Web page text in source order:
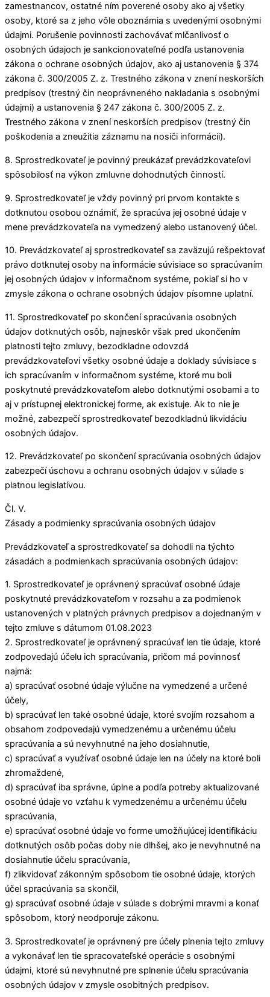
zamestnancov, ostatné ním poverené osoby ako aj všetky
osoby, ktoré sa z jeho vôle oboznámia s uvedenými osobnými
údajmi. Porušenie povinnosti zachovávať mlčanlivosť o
osobných údajoch je sankcionovateľné podľa ustanovenia
zákona o ochrane osobných údajov, ako aj ustanovenia § 374
zákona č. 300/2005 Z. z. Trestného zákona v znení neskorších
predpisov (trestný čin neoprávneného nakladania s osobnými
údajmi) a ustanovenia § 247 zákona č. 300/2005 Z. z.
Trestného zákona v znení neskorších predpisov (trestný čin
poškodenia a zneužitia záznamu na nosiči informácii).
8. Sprostredkovateľ je povinný preukázať prevádzkovateľovi
spôsobilosť na výkon zmluvne dohodnutých činností.
9. Sprostredkovateľ je vždy povinný pri prvom kontakte s
dotknutou osobou oznámiť, že spracúva jej osobné údaje v
mene prevádzkovateľa na vymedzený alebo ustanovený účel.
10. Prevádzkovateľ aj sprostredkovateľ sa zaväzujú rešpektovať
právo dotknutej osoby na informácie súvisiace so spracúvaním
jej osobných údajov v informačnom systéme, pokiaľ si ho v
zmysle zákona o ochrane osobných údajov písomne uplatní.
11. Sprostredkovateľ po skončení spracúvania osobných
údajov dotknutých osôb, najneskôr však pred ukončením
platnosti tejto zmluvy, bezodkladne odovzdá
prevádzkovateľovi všetky osobné údaje a doklady súvisiace s
ich spracúvaním v informačnom systéme, ktoré mu boli
poskytnuté prevádzkovateľom alebo dotknutými osobami a to
aj v prístupnej elektronickej forme, ak existuje. Ak to nie je
možné, zabezpečí sprostredkovateľ bezodkladnú likvidáciu
osobných údajov.
12. Prevádzkovateľ po skončení spracúvania osobných údajov
zabezpečí úschovu a ochranu osobných údajov v súlade s
platnou legislatívou.
Čl. V.
Zásady a podmienky spracúvania osobných údajov
Prevádzkovateľ a sprostredkovateľ sa dohodli na týchto
zásadách a podmienkach spracúvania osobných údajov:
1. Sprostredkovateľ je oprávnený spracúvať osobné údaje
poskytnuté prevádzkovateľom v rozsahu a za podmienok
ustanovených v platných právnych predpisov a dojednaným v
tejto zmluve s dátumom 01.08.2023
2. Sprostredkovateľ je oprávnený spracúvať len tie údaje, ktoré
zodpovedajú účelu ich spracúvania, pričom má povinnosť
najmä:
a) spracúvať osobné údaje výlučne na vymedzené a určené
účely,
b) spracúvať len také osobné údaje, ktoré svojím rozsahom a
obsahom zodpovedajú vymedzenému a určenému účelu
spracúvania a sú nevyhnutné na jeho dosiahnutie,
c) spracúvať a využívať osobné údaje len na účely na ktoré boli
zhromaždené,
d) spracúvať iba správne, úplne a podľa potreby aktualizované
osobné údaje vo vzťahu k vymedzenému a určenému účelu
spracúvania,
e) spracúvať osobné údaje vo forme umožňujúcej identifikáciu
dotknutých osôb počas doby nie dlhšej, ako je nevyhnutné na
dosiahnutie účelu spracúvania,
f) zlikvidovať zákonným spôsobom tie osobné údaje, ktorých
účel spracúvania sa skončil,
g) spracúvať osobné údaje v súlade s dobrými mravmi a konať
spôsobom, ktorý neodporuje zákonu.
3. Sprostredkovateľ je oprávnený pre účely plnenia tejto zmluvy
a vykonávať len tie spracovateľské operácie s osobnými
údajmi, ktoré sú nevyhnutné pre splnenie účelu spracúvania
osobných údajov v zmysle osobitných predpisov.